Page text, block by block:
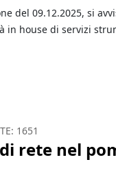
del 09.12.2025, si
in house di servizi
1651
rete nel